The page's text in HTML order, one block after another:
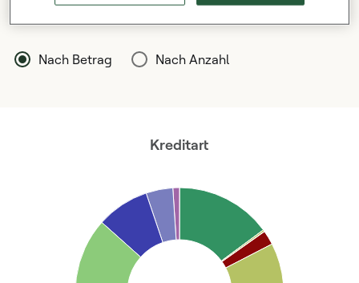
Ausstehende Kredite
Nach Betrag Nach Anzahl
Kreditart